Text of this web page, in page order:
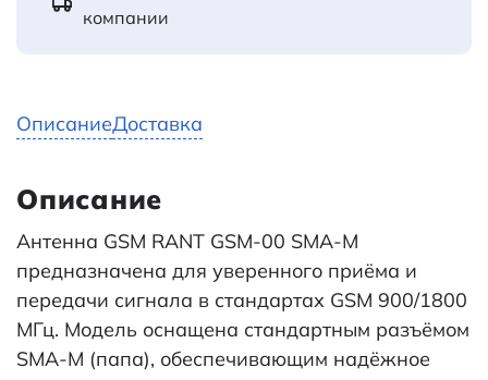
компании
ОписаниеДоставка
Описание
Антенна GSM RANT GSM-00 SMA-M
предназначена для уверенного приёма и
передачи сигнала в стандартах GSM 900/1800
МГц. Модель оснащена стандартным разъёмом
SMA-M (папа), обеспечивающим надёжное